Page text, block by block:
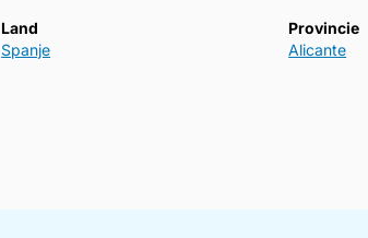
Land
Spanje
Provincie
Alicante